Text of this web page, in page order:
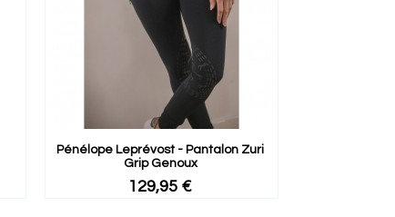
Pénélope Leprévost - Pantalon Zuri
Grip Genoux
129,95 €